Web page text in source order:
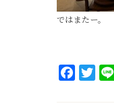
ではまたー。